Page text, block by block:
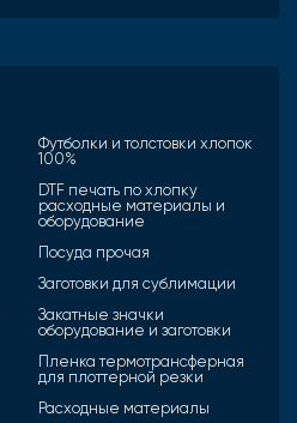
Футболки и толстовки хлопок
100%
DTF печать по хлопку
расходные материалы и
оборудование
Посуда прочая
Заготовки для сублимации
Закатные значки
оборудование и заготовки
Пленка термотрансферная
для плоттерной резки
Расходные материалы